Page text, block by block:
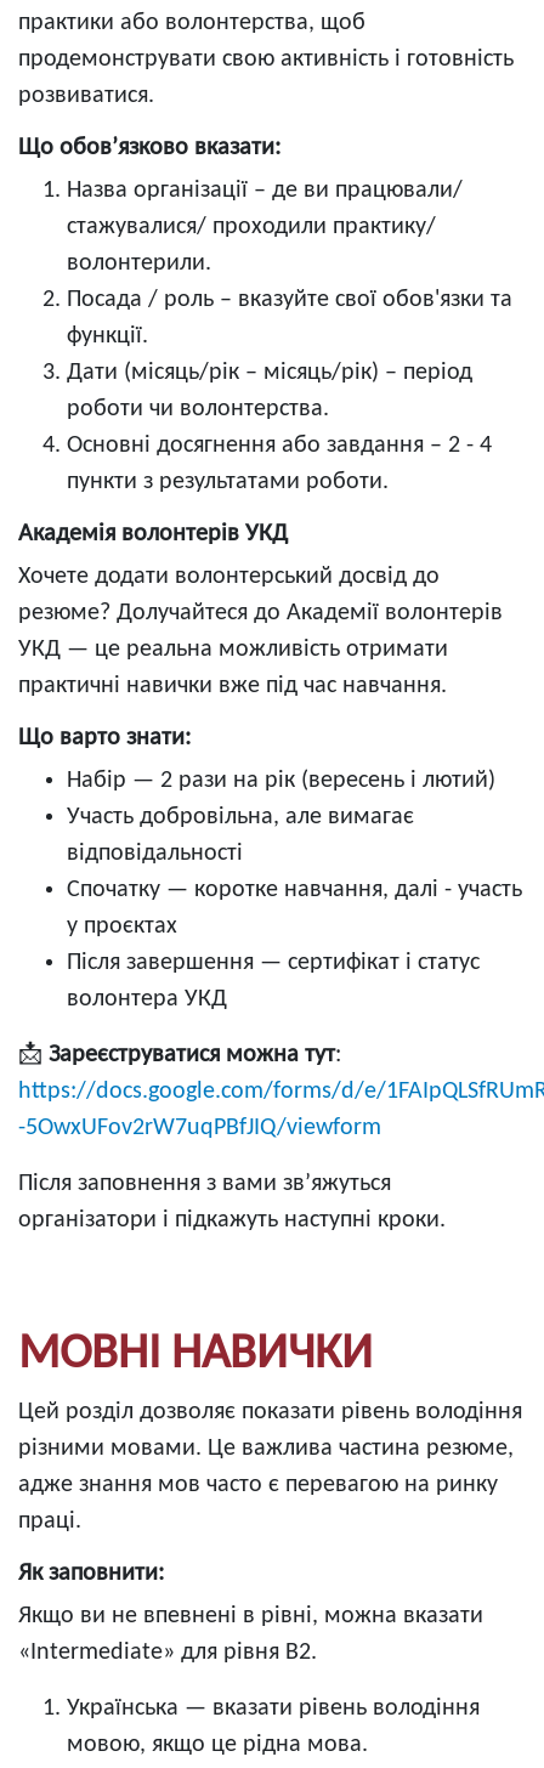
практики або волонтерства, щоб
продемонструвати свою активність і готовність
розвиватися.
Що обов’язково вказати:
Назва організації – де ви працювали/
стажувалися/ проходили практику/
волонтерили.
Посада / роль – вказуйте свої обов'язки та
функції.
Дати (місяць/рік – місяць/рік) – період
роботи чи волонтерства.
Основні досягнення або завдання – 2 - 4
пункти з результатами роботи.
Академія волонтерів УКД
Хочете додати волонтерський досвід до
резюме? Долучайтеся до Академії волонтерів
УКД — це реальна можливість отримати
практичні навички вже під час навчання.
Що варто знати:
Набір — 2 рази на рік (вересень і лютий)
Участь добровільна, але вимагає
відповідальності
Спочатку — коротке навчання, далі - участь
у проєктах
Після завершення — сертифікат і статус
волонтера УКД
📩 Зареєструватися можна тут:
https://docs.google.com/forms/d/e/
-5OwxUFov2rW7uqPBfJIQ/viewform
Після заповнення з вами зв’яжуться
організатори і підкажуть наступні кроки.
МОВНІ НАВИЧКИ
Цей розділ дозволяє показати рівень володіння
різними мовами. Це важлива частина резюме,
адже знання мов часто є перевагою на ринку
праці.
Як заповнити:
Якщо ви не впевнені в рівні, можна вказати
«Intermediate» для рівня B2.
Українська — вказати рівень володіння
мовою, якщо це рідна мова.